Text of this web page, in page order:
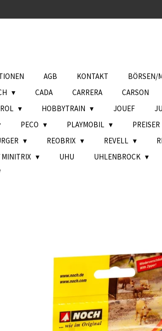
AGB KONTAKT BÖRSEN/
CADA CARRERA CARSON
HOBBYTRAIN JOUEF
PECO PLAYMOBIL PREISER
REOBRIX REVELL
MINITRIX UHU UHLENBROCK